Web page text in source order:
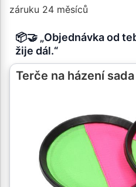
záruku 24 měsíců
📦🤝 „Objednávka od
žije dál.“
Terče na házení